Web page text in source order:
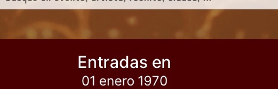
Entradas en
01 enero 1970